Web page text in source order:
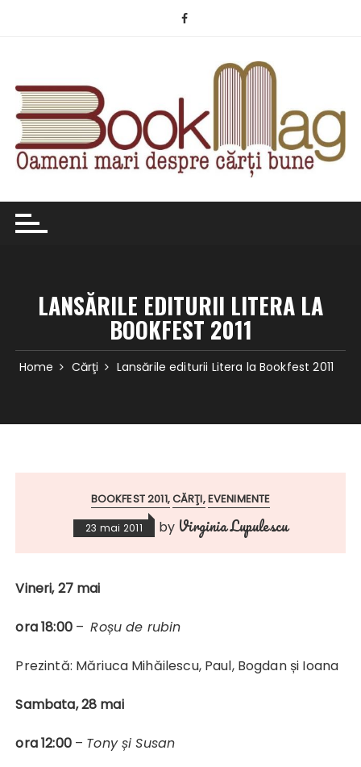
LANSĂRILE EDITURII LITERA LA
BOOKFEST 2011
Home Cărţi Lansările editurii Litera la Bookfest 2011
BOOKFEST 2011 CĂRŢI EVENIMENTE
23 mai 2011 by Virginia Lupulescu
Vineri, 27 mai
ora 18:00–Roșu de rubin
Prezintă: Măriuca Mihăilescu, Paul, Bogdan și Ioana
Sambata, 28 mai
ora 12:00– Tony și Susan